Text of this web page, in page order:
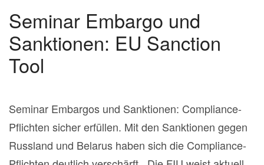
Seminar Embargo und
Sanktionen: EU Sanction
Tool
Seminar Embargos und Sanktionen: Compliance-
Pflichten sicher erfüllen. Mit den Sanktionen gegen
Russland und Belarus haben sich die Compliance-